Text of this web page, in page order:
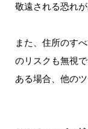
敬遠される恐れが
また、住所のす
のリスクも無視
ある場合、他の